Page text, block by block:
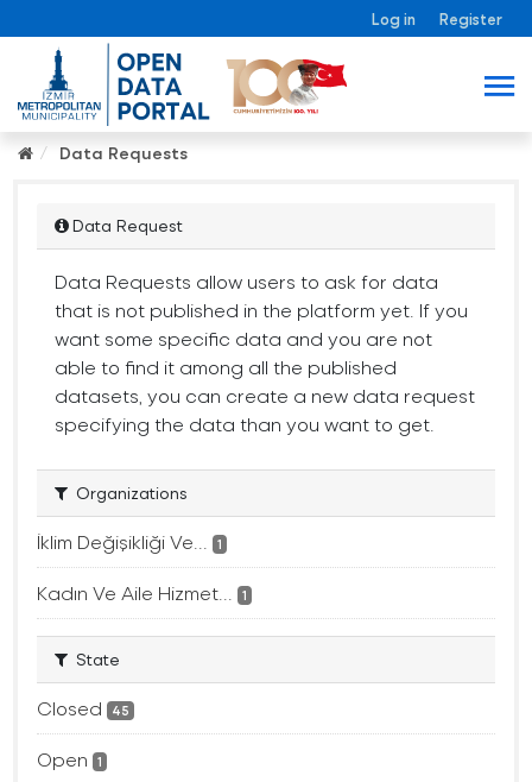
Log in Register
Data Requests
Data Request
Data Requests allow users to ask for data
that is not published in the platform yet. If you
want some specific data and you are not
able to find it among all the published
datasets, you can create a new data request
specifying the data than you want to get.
Organizations
İklim Değişikliği Ve... 1
Kadın Ve Aile Hizmet... 1
State
Closed 45
Open 1